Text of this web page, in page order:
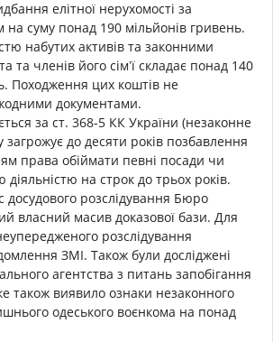
елітної нерухомості за
на суму понад 190 мільйонів гривень.
набутих активів та законними
та членів його сімʼї складає понад 140
Походження цих коштів не
документами.
за ст. 368-5 КК України (незаконне
до десяти років позбавлення
права обіймати певні посади чи
на строк до трьох років.
досудового розслідування Бюро
власний масив доказової бази. Для
розслідування
ЗМІ. Також були досліджені
агентства з питань запобігання
також виявило ознаки незаконного
одеського воєнкома на понад